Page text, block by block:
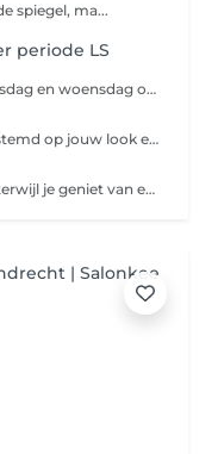
spiegel, ma...
periode LS
LET OP: dit tarief is alleen geldig op dinsdag en woensdag op vertoon van je studentenpas. Houd rekening met onze vakantieperiodes, waarin dit aanbod tijdelijk vervalt: ZOMERPAUZE: 20 JULI T/M 22 AUGUSTUS 2026 KERSTPERIODE: 1 DECEMBER 2026 T/M 2 JANUARI 2027 Buiten deze periodes kun je op de aangegeven dagen weer gebruikmaken van het studententarief. Belangrijk: kies je tijdens een pauzeperiode of op een andere dag toch voor een LS-behandeling? Dan brengen wij het normale kniptarief in rekening.
Strak, modern of klassiek geknipt afgestemd op jouw look en haartype.
Versterkt en herstelt beschadigd haar terwijl je geniet van een professionele coupe.